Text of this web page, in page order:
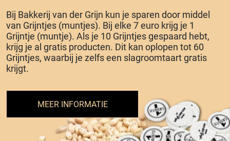
Bij Bakkerij van der Grijn kun je sparen door middel
van Grijntjes (muntjes). Bij elke 7 euro krijg je 1
Grijntje (muntje). Als je 10 Grijntjes gespaard hebt,
krijg je al gratis producten. Dit kan oplopen tot 60
Grijntjes, waarbij je zelfs een slagroomtaart gratis
krijgt.
MEER INFORMATIE